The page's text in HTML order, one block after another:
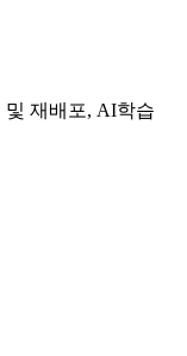
재배포, AI학습